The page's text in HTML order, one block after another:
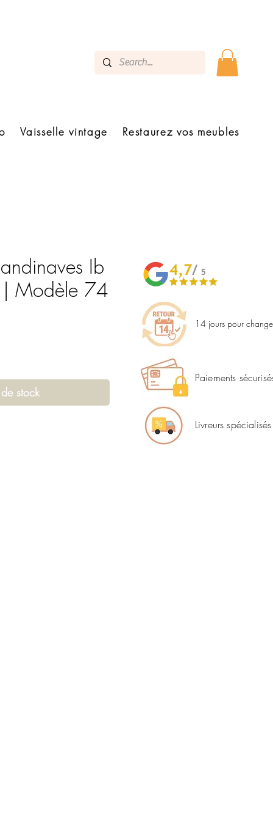
Vaisselle vintage Restaurez vos meubles
Ib
| Modèle 74
stock
14 jours pour
Paiements
Livreurs spécialisés